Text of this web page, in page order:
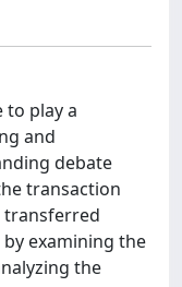
play a
and
debate
transaction
examining the
the